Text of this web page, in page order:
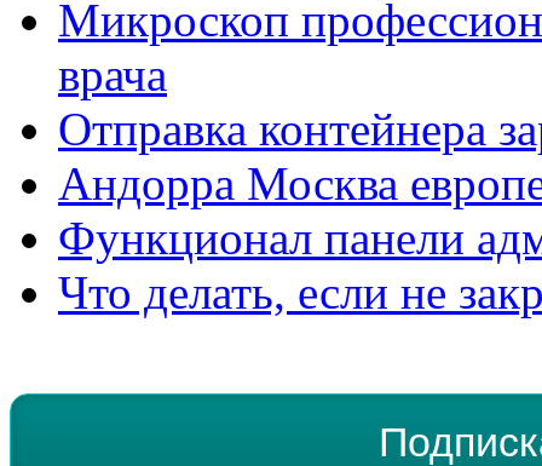
Микроскоп
врача
Отправка контейнера
Андорра Москва
Функционал панели
Что делать, если не